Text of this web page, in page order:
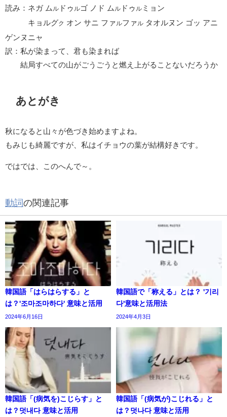
読み：ネガ ム ル ドゥ ルゴ ノド ム ル ドゥ ル ミョン
キョルグク オン サニ ファ ルファ ル タオルヌン ゴッ アニ
ゲンヌニャ
訳：私が染まって、君も染まれば
結局すべての山がごうごうと燃え上がることないだろうか
あとがき
秋になると山々が色づき始めますよね。
もみじも綺麗ですが、私はイチョウの葉が結構好きです。
ではでは、このへんで～。
動詞の関連記事
韓国語「はらはらする」と
は？'조마조마하다' 意味と活用
2024年6月16日
韓国語で「称える」とは？ '기리
다'意味と活用法
2024年4月3日
韓国語「(病気を)こじらす」と
は？덧내다 意味と活用
韓国語「(病気が)こじれる」と
は？덧나다 意味と活用